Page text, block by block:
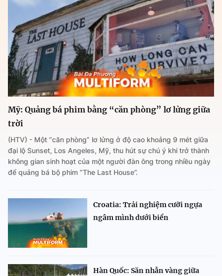
Mỹ: Quảng bá phim bằng “căn phòng” lơ lửng giữa
trời
(HTV) - Một “căn phòng” lơ lửng ở độ cao khoảng 9 mét giữa
đại lộ Sunset, Los Angeles, Mỹ, thu hút sự chú ý khi trở thành
không gian sinh hoạt của một người đàn ông trong nhiều ngày
để quảng bá bộ phim “The Last House”.
Croatia: Trải nghiệm cưỡi ngựa
ngâm mình dưới biển
Hàn Quốc: Săn nhẫn vàng giữa